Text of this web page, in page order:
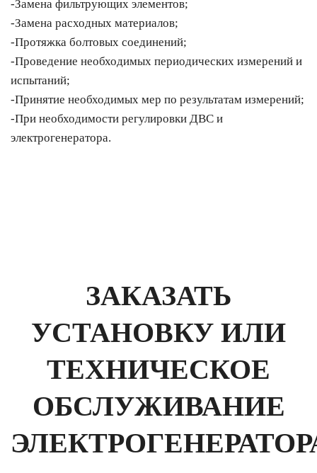
-Замена фильтрующих элементов;
-Замена расходных материалов;
-Протяжка болтовых соединений;
-Проведение необходимых периодических измерений и
испытаний;
-Принятие необходимых мер по результатам измерений;
-При необходимости регулировки ДВС и
электрогенератора.
ЗАКАЗАТЬ
УСТАНОВКУ ИЛИ
ТЕХНИЧЕСКОЕ
ОБСЛУЖИВАНИЕ